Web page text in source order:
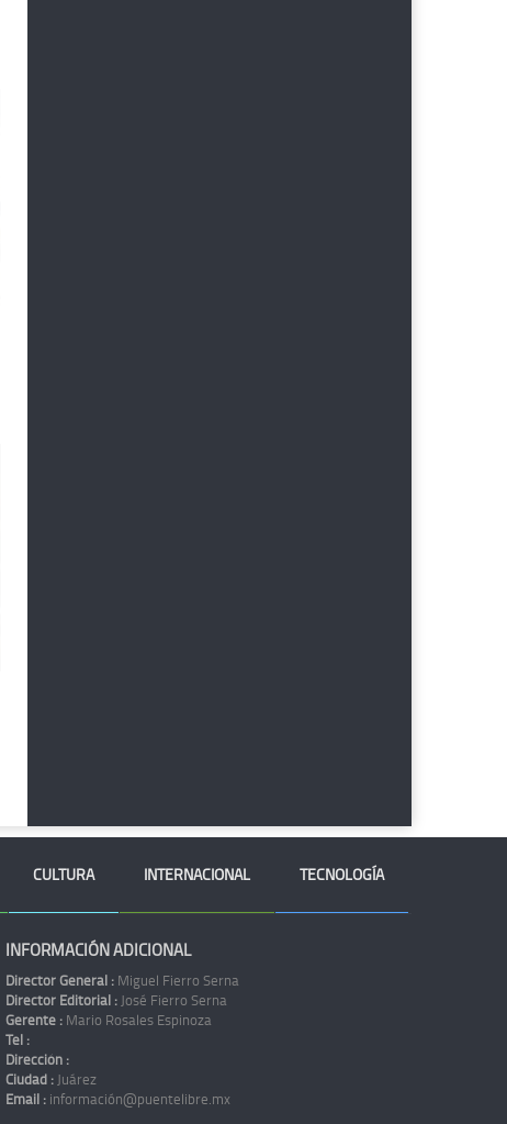
CULTURA INTERNACIONAL TECNOLOGÍA
INFORMACIÓN ADICIONAL
Director General : Miguel Fierro Serna
Director Editorial : José Fierro Serna
Gerente : Mario Rosales Espinoza
Tel :
Dirección :
Ciudad : Juárez
Email : información@puentelibre.mx